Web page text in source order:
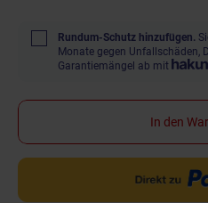
Rundum-Schutz hinzufügen.
Monate gegen Unfallschäden,
Garantiemängel ab mit
In den